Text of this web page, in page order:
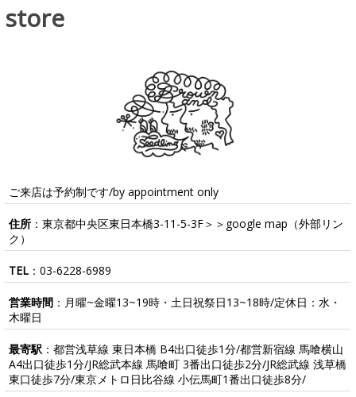
store
ご来店は予約制です/by appointment only
住所：東京都中央区東日本橋3-11-5-3F＞＞ google map （外部リン
ク）
TEL： 03-6228-6989
営業時間：月曜~金曜13~19時・土日祝祭日13~18時/定休日：水・
木曜日
最寄駅：都営浅草線 東日本橋 B4出口徒歩1分/都営新宿線 馬喰横山
A4出口徒歩1分/JR総武本線 馬喰町 3番出口徒歩2分/JR総武線 浅草橋
東口徒歩7分/東京メトロ日比谷線 小伝馬町1番出口徒歩8分/